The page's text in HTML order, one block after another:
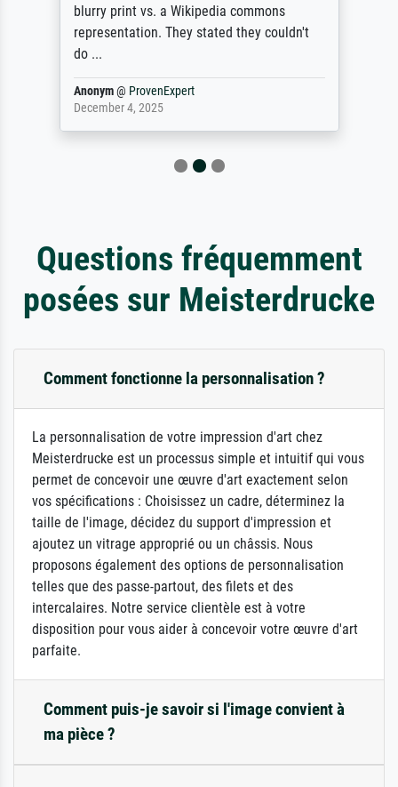
blurry print vs. a Wikipedia commons
representation. They stated they couldn't
do ...
Anonym@ ProvenExpert
December 4, 2025
Questions fréquemment
posées sur Meisterdrucke
Comment fonctionne la personnalisation ?
La personnalisation de votre impression d'art chez
Meisterdrucke est un processus simple et intuitif qui vous
permet de concevoir une œuvre d'art exactement selon
vos spécifications : Choisissez un cadre, déterminez la
taille de l'image, décidez du support d'impression et
ajoutez un vitrage approprié ou un châssis. Nous
proposons également des options de personnalisation
telles que des passe-partout, des filets et des
intercalaires. Notre service clientèle est à votre
disposition pour vous aider à concevoir votre œuvre d'art
parfaite.
Comment puis-je savoir si l'image convient à
ma pièce ?